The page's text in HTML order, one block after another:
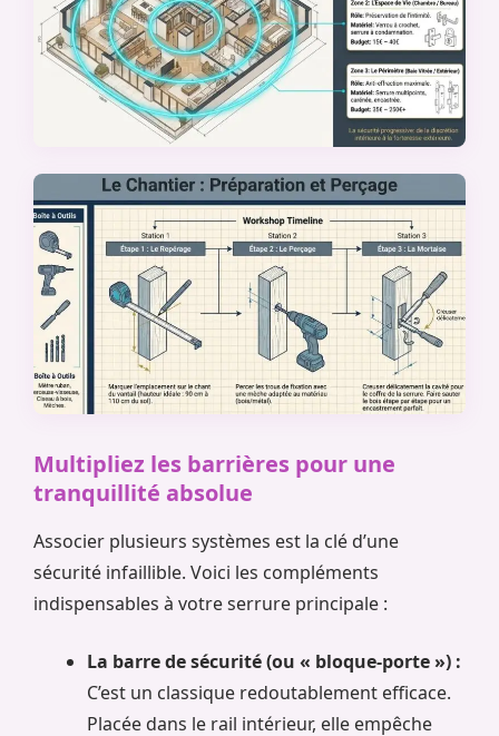
Multipliez les barrières pour une
tranquillité absolue
Associer plusieurs systèmes est la clé d’une
sécurité infaillible. Voici les compléments
indispensables à votre serrure principale :
La barre de sécurité (ou « bloque-porte ») :
C’est un classique redoutablement efficace.
Placée dans le rail intérieur, elle empêche